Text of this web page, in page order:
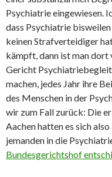
Psychiatrie eingewiesen.
dass Psychiatrie
keinen Strafverteidiger
kämpft, dann ist man
Gericht
machen, jedes Jahr ihre
des Menschen in der
wir zum Fall zurück: Die
Aachen hatten es sich
jemanden in die
Bundesgerichtshof